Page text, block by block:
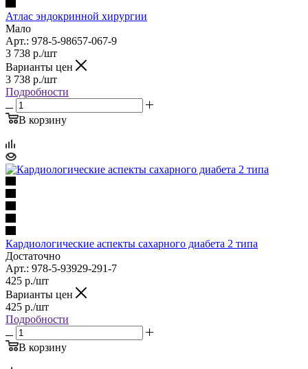
Атлас эндокринной хирургии
Мало
Арт.: 978-5-98657-067-9
3 738 р./шт
Варианты цен
3 738 р./шт
Подробности
В корзину
Кардиологические аспекты сахарного диабета 2 типа
Достаточно
Арт.: 978-5-93929-291-7
425 р./шт
Варианты цен
425 р./шт
Подробности
В корзину